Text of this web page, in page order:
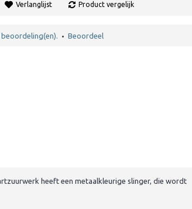
Verlanglijst Product vergelijk
beoordeling(en). • Beoordeel
heeft een metaalkleurige slinger, die wordt